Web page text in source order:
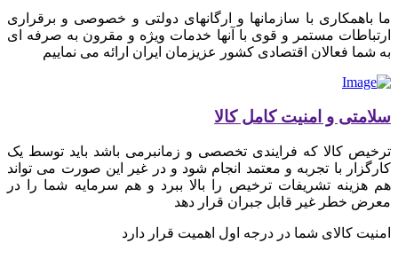
ما باهمکاری با سازمانها و ارگانهای دولتی و خصوصی و برقراری
ارتباطات مستمر و قوی با آنها خدمات ویژه و مقرون به صرفه ای
به شما فعالان اقتصادی کشور عزیزمان ایران ارائه می نماییم
سلامتی و امنیت کامل کالا
ترخیص کالا که فرایندی تخصصی و زمانبرمی باشد باید توسط یک
کارگزار با تجربه و معتمد انجام شود و در غیر این صورت می تواند
هم هزینه تشریفات ترخیص را بالا ببرد و هم سرمایه شما را در
معرض خطر غیر قابل جبران قرار دهد
امنیت کالای شما در درجه اول اهمیت قرار دارد